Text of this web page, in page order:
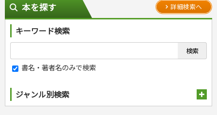
本を探す 詳細検索へ
キーワード検索
書名・著者名のみで検索
ジャンル別検索